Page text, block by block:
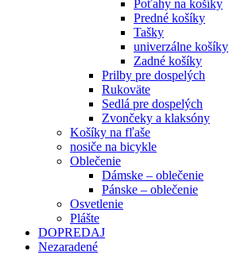
Poťahy na košíky
Predné košíky
Tašky
univerzálne košíky
Zadné košíky
Prilby pre dospelých
Rukoväte
Sedlá pre dospelých
Zvončeky a klaksóny
Košíky na fľaše
nosiče na bicykle
Oblečenie
Dámske – oblečenie
Pánske – oblečenie
Osvetlenie
Plášte
DOPREDAJ
Nezaradené